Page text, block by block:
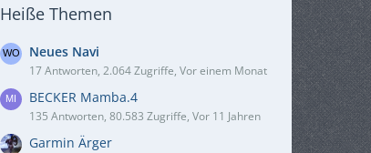
Heiße Themen
Neues Navi
17 Antworten, 2.064 Zugriffe, Vor einem Monat
BECKER Mamba.4
135 Antworten, 80.583 Zugriffe, Vor 11 Jahren
Garmin Ärger